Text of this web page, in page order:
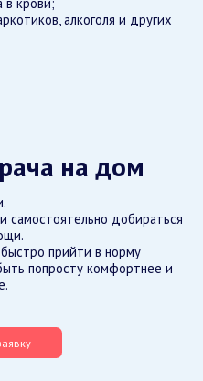
алкоголя и других
на дом
самостоятельно добираться
прийти в норму
попросту комфортнее и